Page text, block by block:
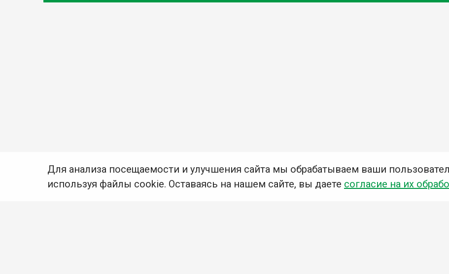
Для анализа посещаемости и улучшения сайта мы обрабатываем ваши
используя файлы cookie. Оставаясь на нашем сайте, вы даете согласие на их